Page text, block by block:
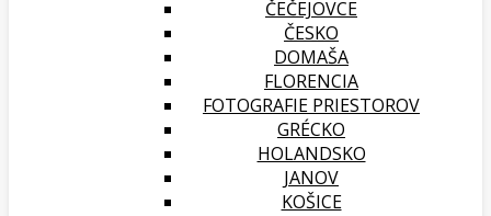
ČEČEJOVCE
ČESKO
DOMAŠA
FLORENCIA
FOTOGRAFIE PRIESTOROV
GRÉCKO
HOLANDSKO
JANOV
KOŠICE